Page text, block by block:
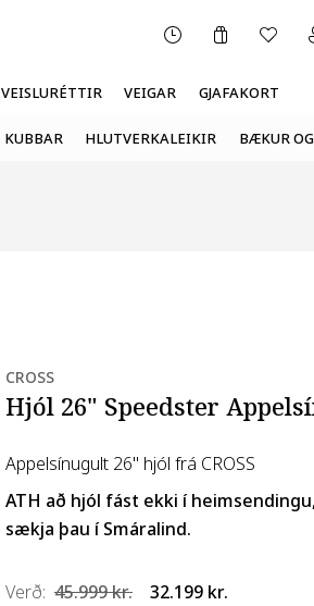
Karfa
VEISLURÉTTIR VEIGAR GJAFAKORT
KUBBAR HLUTVERKALEIKIR BÆKUR
CROSS
Hjól 26" Speedster
Appelsínugult 26" hjól frá CROSS
ATH að hjól fást ekki í
sækja þau í Smáralind.
Verð: 45.999 kr. 32.199 kr.